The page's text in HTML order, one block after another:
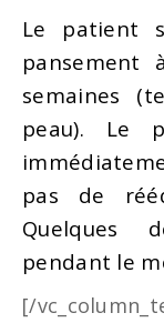
Le patient
pansement
semaines
peau). Le
pas de
Quelques
pendant le
[/